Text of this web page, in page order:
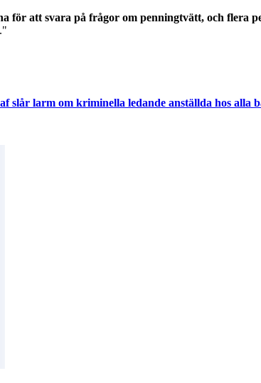
att svara på frågor om penningtvätt, och flera
."
slår larm om kriminella ledande anställda hos alla